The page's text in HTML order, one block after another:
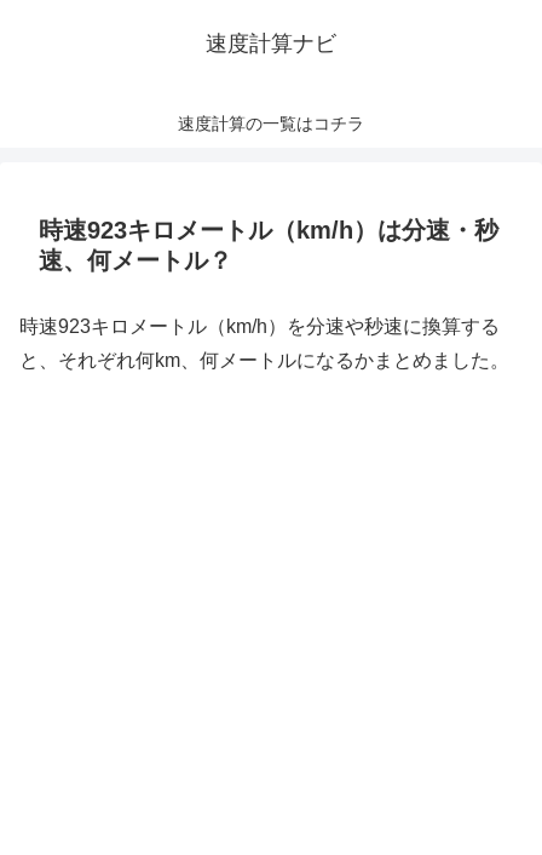
速度計算ナビ
速度計算の一覧はコチラ
時速923キロメートル（km/h）は分速・秒
速、何メートル？
時速923キロメートル（km/h）を分速や秒速に換算する
と、それぞれ何km、何メートルになるかまとめました。